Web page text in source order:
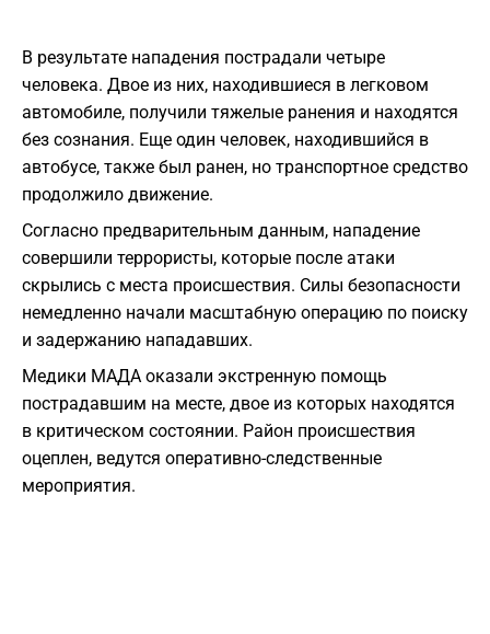
В результате нападения пострадали четыре
человека. Двое из них, находившиеся в легковом
автомобиле, получили тяжелые ранения и находятся
без сознания. Еще один человек, находившийся в
автобусе, также был ранен, но транспортное средство
продолжило движение.
Согласно предварительным данным, нападение
совершили террористы, которые после атаки
скрылись с места происшествия. Силы безопасности
немедленно начали масштабную операцию по поиску
и задержанию нападавших.
Медики МАДА оказали экстренную помощь
пострадавшим на месте, двое из которых находятся
в критическом состоянии. Район происшествия
оцеплен, ведутся оперативно-следственные
мероприятия.